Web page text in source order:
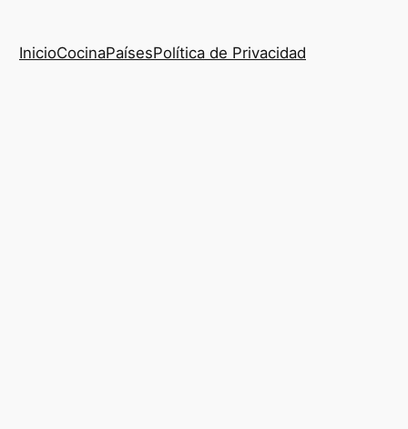
InicioCocinaPaísesPolítica de Privacidad